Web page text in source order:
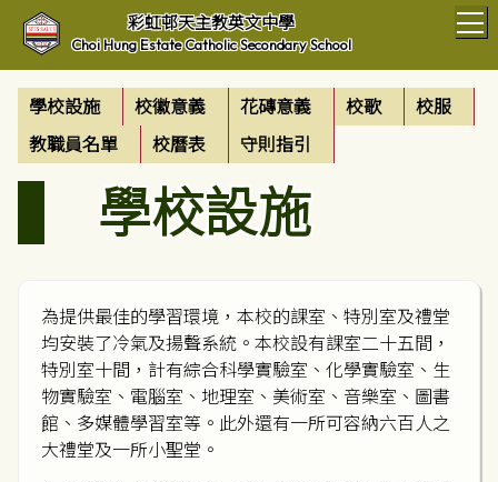
彩虹邨天主教英文中學
Choi Hung Estate Catholic Secondary School
學校設施 校徽意義 花磚意義 校歌
校服
教職員名單
校曆表 守則指引
學校設施
為提供最佳的學習環境，本校的課室、特別室及禮堂
均安裝了冷氣及揚聲系統。本校設有課室二十五間，
特別室十間，計有綜合科學實驗室、化學實驗室、生
物實驗室、電腦室、地理室、美術室、音樂室、圖書
館、多媒體學習室等。此外還有一所可容納六百人之
大禮堂及一所小聖堂。